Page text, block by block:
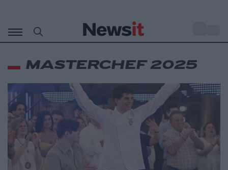
περιεχόμενο
MASTERCHEF 2025